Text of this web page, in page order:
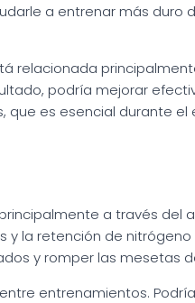
a entrenar más
relacionada
podría mejorar
es esencial durante el
a través del
la retención de
y romper las mesetas
entrenamientos.